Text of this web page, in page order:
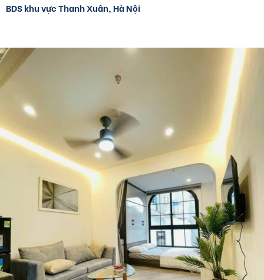
BDS khu vực Thanh Xuân, Hà Nội